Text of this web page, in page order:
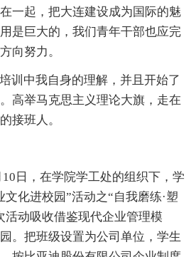
一起，把大连建设成为国际的魅
是巨大的，我们青年干部也应完
向努力。
训中我自身的理解，并且开始了
高举马克思主义理论大旗，走在
接班人。
日，在学院学工处的组织下，学
化进校园”活动之“自我磨练·塑
活动吸收借鉴现代企业管理模
。把班级设置为公司单位，学生